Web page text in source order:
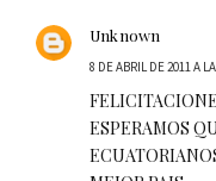
Unknown
8 DE ABRIL DE 2011 A
ESPERAMOS